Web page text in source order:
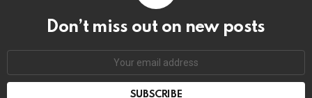
Don’t miss out on new posts